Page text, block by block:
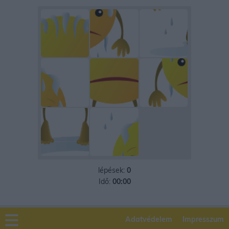
lépések: 0
Idő: 00:00
Adatvédelem Impresszum